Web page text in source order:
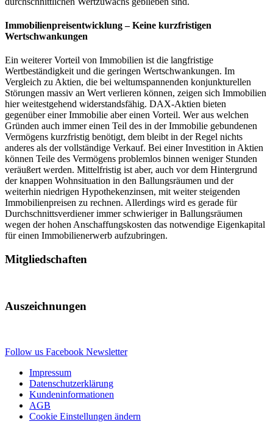
Immobilienpreisentwicklung – Keine kurzfristigen
Wertschwankungen
Ein weiterer Vorteil von Immobilien ist die langfristige
Wertbeständigkeit und die geringen Wertschwankungen. Im
Vergleich zu Aktien, die bei weltumspannenden konjunkturellen
Störungen massiv an Wert verlieren können, zeigen sich Immobilien
hier weitestgehend widerstandsfähig. DAX-Aktien bieten
gegenüber einer Immobilie aber einen Vorteil. Wer aus welchen
Gründen auch immer einen Teil des in der Immobilie gebundenen
Vermögens kurzfristig benötigt, dem bleibt in der Regel nichts
anderes als der vollständige Verkauf. Bei einer Investition in Aktien
können Teile des Vermögens problemlos binnen weniger Stunden
veräußert werden. Mittelfristig ist aber, auch vor dem Hintergrund
der knappen Wohnsituation in den Ballungsräumen und der
weiterhin niedrigen Hypothekenzinsen, mit weiter steigenden
Immobilienpreisen zu rechnen. Allerdings wird es gerade für
Durchschnittsverdiener immer schwieriger in Ballungsräumen
wegen der hohen Anschaffungskosten das notwendige Eigenkapital
für einen Immobilienerwerb aufzubringen.
Mitgliedschaften
Auszeichnungen
Follow us Facebook Newsletter
Impressum
Datenschutzerklärung
Kundeninformationen
AGB
Cookie Einstellungen ändern